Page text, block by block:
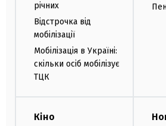
річних
Відстрочка від
мобілізації
Мобілізація в Україні:
скільки осіб мобілізує
ТЦК
Кіно